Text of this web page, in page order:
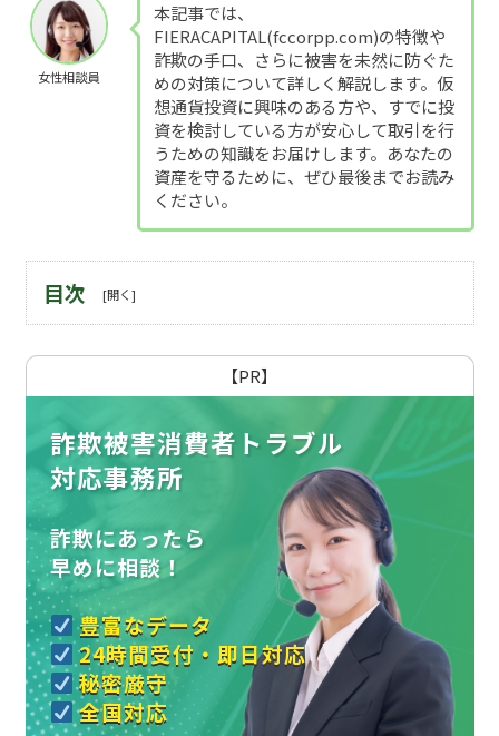
女性相談員
本記事では、
FIERACAPITAL(fccorpp.com)の特徴や
詐欺の手口、さらに被害を未然に防ぐた
めの対策について詳しく解説します。仮
想通貨投資に興味のある方や、すでに投
資を検討している方が安心して取引を行
うための知識をお届けします。あなたの
資産を守るために、ぜひ最後までお読み
ください。
目次
【PR】
詐欺被害消費者トラブル
対応事務所
詐欺にあったら
早めに相談！
豊富なデータ
24時間受付・即日対応
秘密厳守
全国対応